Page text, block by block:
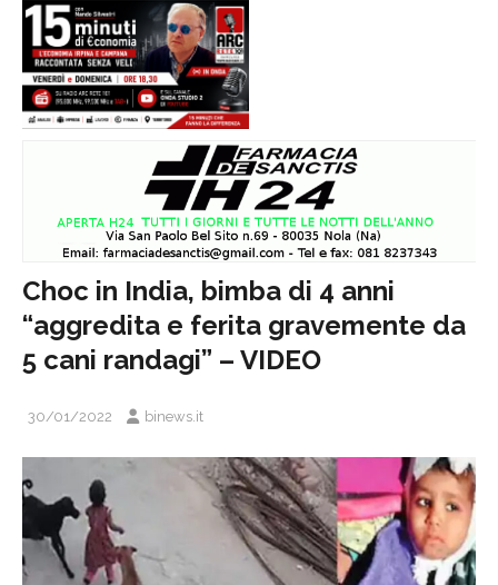
Choc in India, bimba di 4 anni
“aggredita e ferita gravemente da
5 cani randagi” – VIDEO
30/01/2022 binews.it